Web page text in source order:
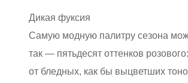
Дикая фуксия
Самую модную палитру сезона
так — пятьдесят оттенков розового:
от бледных, как бы выцветших